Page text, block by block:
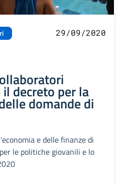
29/09/2020
decreto per la
domande di
e delle finanze di
le politiche giovanili e lo